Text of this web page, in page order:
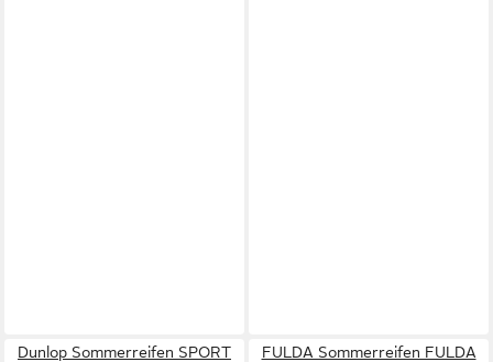
Dunlop Sommerreifen SPORT
FULDA Sommerreifen FULDA